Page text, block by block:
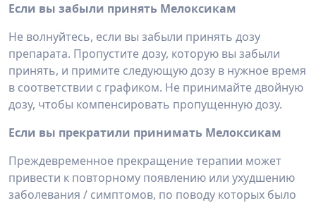
Если вы забыли принять Мелоксикам
Не волнуйтесь, если вы забыли принять дозу
препарата. Пропустите дозу, которую вы забыли
принять, и примите следующую дозу в нужное время
в соответствии с графиком. Не принимайте двойную
дозу, чтобы компенсировать пропущенную дозу.
Если вы прекратили принимать Мелоксикам
Преждевременное прекращение терапии может
привести к повторному появлению или ухудшению
заболевания / симптомов, по поводу которых было